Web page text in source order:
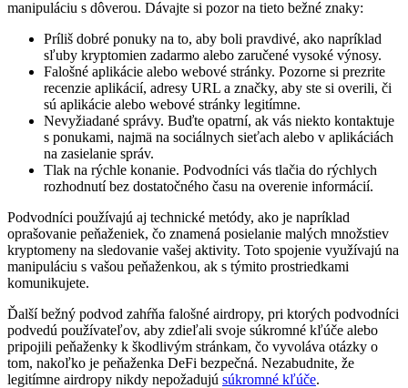
manipuláciu s dôverou. Dávajte si pozor na tieto bežné znaky:
Príliš dobré ponuky na to, aby boli pravdivé, ako napríklad
sľuby kryptomien zadarmo alebo zaručené vysoké výnosy.
Falošné aplikácie alebo webové stránky. Pozorne si prezrite
recenzie aplikácií, adresy URL a značky, aby ste si overili, či
sú aplikácie alebo webové stránky legitímne.
Nevyžiadané správy. Buďte opatrní, ak vás niekto kontaktuje
s ponukami, najmä na sociálnych sieťach alebo v aplikáciách
na zasielanie správ.
Tlak na rýchle konanie. Podvodníci vás tlačia do rýchlych
rozhodnutí bez dostatočného času na overenie informácií.
Podvodníci používajú aj technické metódy, ako je napríklad
oprašovanie peňaženiek, čo znamená posielanie malých množstiev
kryptomeny na sledovanie vašej aktivity. Toto spojenie využívajú na
manipuláciu s vašou peňaženkou, ak s týmito prostriedkami
komunikujete.
Ďalší bežný podvod zahŕňa falošné airdropy, pri ktorých podvodníci
podvedú používateľov, aby zdieľali svoje súkromné kľúče alebo
pripojili peňaženky k škodlivým stránkam, čo vyvoláva otázky o
tom, nakoľko je peňaženka DeFi bezpečná. Nezabudnite, že
legitímne airdropy nikdy nepožadujú súkromné kľúče.